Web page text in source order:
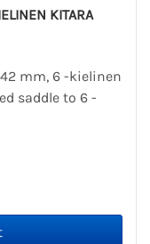
KITARA
mm, 6 -kielinen
saddle to 6 -